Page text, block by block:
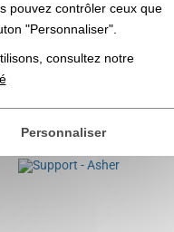
compris
708 articles
DEVIS EXPRESS
pouvez contrôler ceux que
"Personnaliser".
consultez notre
Personnaliser